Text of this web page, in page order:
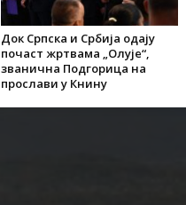
Док Српска и Србија одају
почаст жртвама „Олује“,
званична Подгорица на
прослави у Книну